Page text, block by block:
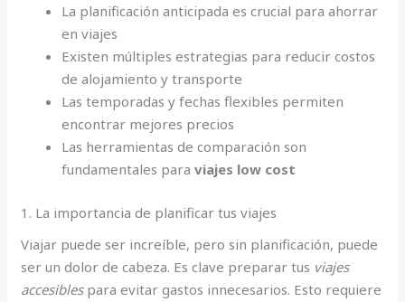
La planificación anticipada es crucial para ahorrar
en viajes
Existen múltiples estrategias para reducir costos
de alojamiento y transporte
Las temporadas y fechas flexibles permiten
encontrar mejores precios
Las herramientas de comparación son
fundamentales paraviajes low cost
1. La importancia de planificar tus viajes
Viajar puede ser increíble, pero sin planificación, puede
ser un dolor de cabeza. Es clave preparar tus viajes
accesiblespara evitar gastos innecesarios. Esto requiere